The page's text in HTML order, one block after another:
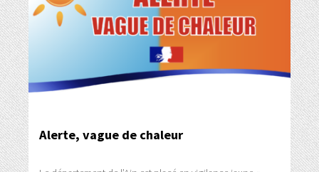
Alerte, vague de chaleur